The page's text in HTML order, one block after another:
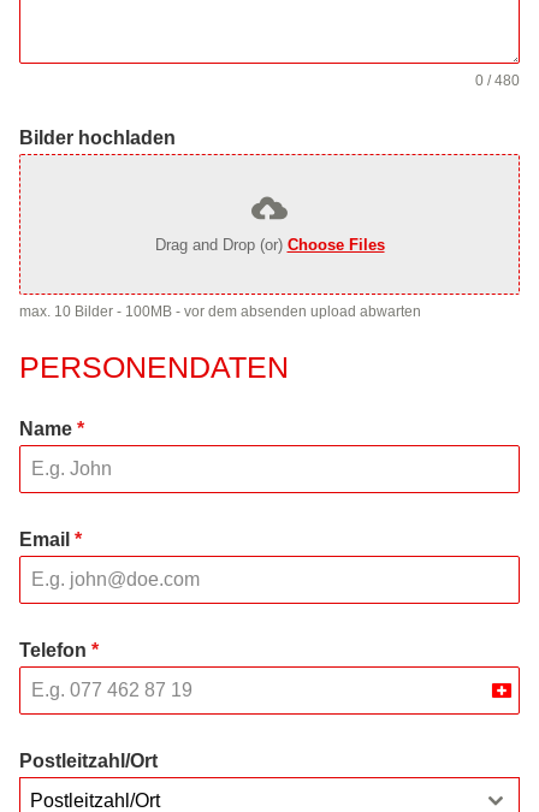
0 / 480
Bilder hochladen
Drag and Drop (or) Choose Files
max. 10 Bilder - 100MB - vor dem absenden upload abwarten
PERSONENDATEN
Name *
Email *
Telefon *
Postleitzahl/Ort
Postleitzahl/Ort